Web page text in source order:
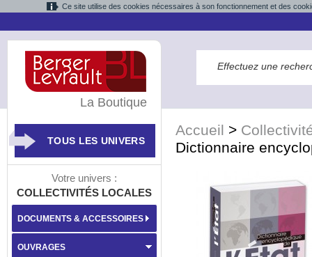
Ce site utilise des cookies nécessaires à son fonctionnement et des
Accueil >
Dictionnaire
La Boutique
TOUS LES UNIVERS
Votre univers :
COLLECTIVITÉS LOCALES
DOCUMENTS & ACCESSOIRES
OUVRAGES